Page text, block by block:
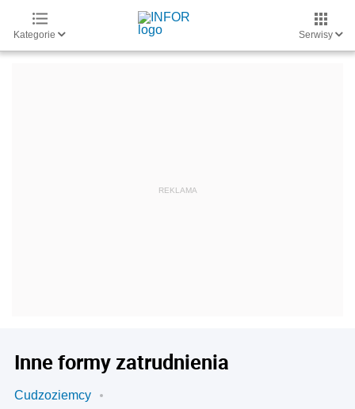
Kategorie Serwisy
Inne formy zatrudnienia
Cudzoziemcy